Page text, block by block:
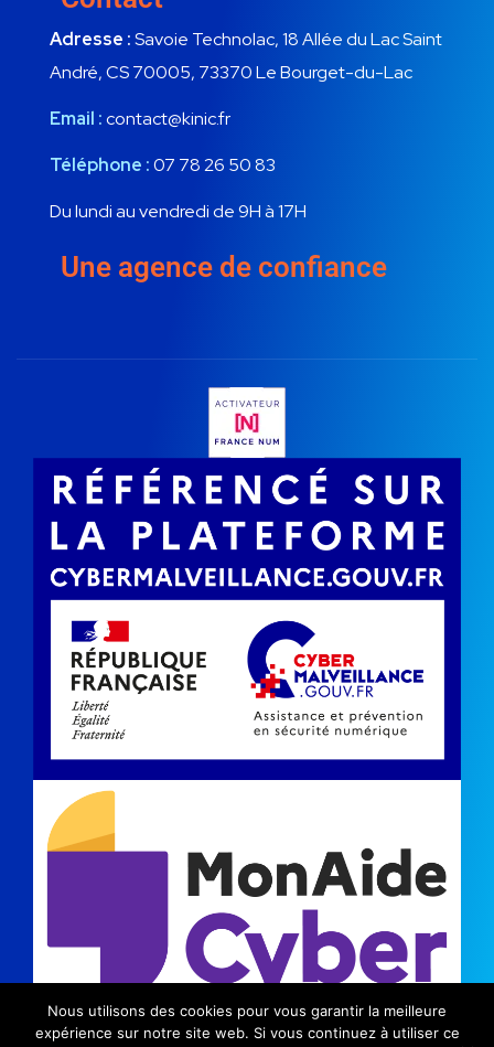
Adresse :Savoie Technolac, 18 Allée du Lac Saint
André, CS 70005, 73370 Le Bourget-du-Lac
Email :contact@kinic.fr
Téléphone :07 78 26 50 83
Du lundi au vendredi de 9H à 17H
Une agence de confiance
©2024 Kinic |Mentions légales|Politique de
Nous utilisons des cookies pour vous garantir la meilleure
expérience sur notre site web. Si vous continuez à utiliser ce